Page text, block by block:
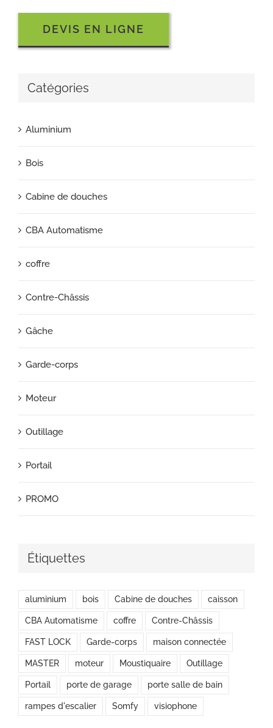
DEVIS EN LIGNE
Catégories
Aluminium
Bois
Cabine de douches
CBA Automatisme
coffre
Contre-Châssis
Gâche
Garde-corps
Moteur
Outillage
Portail
PROMO
Étiquettes
aluminium bois Cabine de douches caisson
CBA Automatisme coffre Contre-Châssis
FAST LOCK Garde-corps maison connectée
MASTER moteur Moustiquaire Outillage
Portail porte de garage porte salle de bain
rampes d'escalier Somfy visiophone